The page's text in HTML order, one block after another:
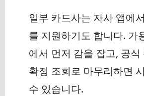
일부 카드사는 자사 앱에
를 지원하기도 합니다. 가
에서 먼저 감을 잡고, 공식
확정 조회로 마무리하면
수 있습니다.